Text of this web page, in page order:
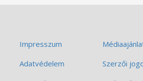
Impresszum
Adatvédelem
Szerzői